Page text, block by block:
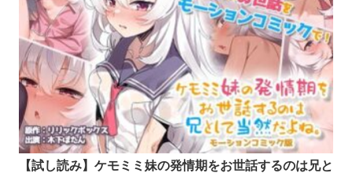
【試し読み】ケモミミ妹の発情期をお世話するのは兄と